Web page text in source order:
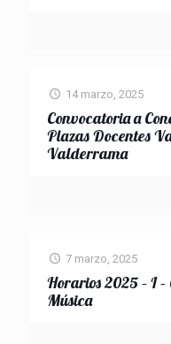
14 marzo, 2025
Convocatoria a
Plazas Docentes
Valderrama
7 marzo, 2025
Horarios 2025 – I
Música